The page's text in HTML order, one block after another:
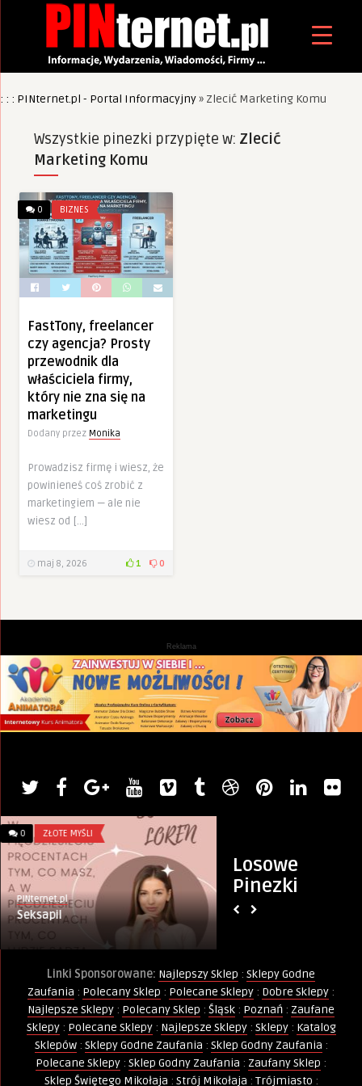
: : : PINternet.pl - Portal Informacyjny» Zlecić Marketing Komu
Wszystkie pinezki przypięte w: Zlecić
Marketing Komu
0 BIZNES
FastTony, freelancer
czy agencja? Prosty
przewodnik dla
właściciela firmy,
który nie zna się na
marketingu
Dodany przez Monika
Prowadzisz firmę i wiesz, że
powinieneś coś zrobić z
marketingiem — ale nie
wiesz od […]
maj 8, 2026 1 0
Reklama
Losowe
Pinezki
0 ZŁOTE MYŚLI
PINternet.pl
Seksapil
Linki Sponsorowane: Najlepszy Sklep : Sklepy Godne
Zaufania : Polecany Sklep : Polecane Sklepy : Dobre Sklepy :
Najlepsze Sklepy : Polecany Sklep : Śląsk : Poznań : Zaufane
Sklepy: Polecane Sklepy: Najlepsze Sklepy: Sklepy: Katalog
Sklepów: Sklepy Godne Zaufania : Sklep Godny Zaufania :
Polecane Sklepy : Sklep Godny Zaufania : Zaufany Sklep :
Sklep Świętego Mikołaja : Strój Mikołaja : Trójmiasto :